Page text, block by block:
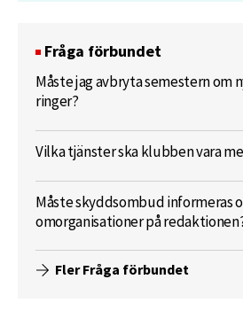
Fråga förbundet
Måste jag avbryta semestern om
ringer?
Vilka tjänster ska klubben vara
Måste skyddsombud informeras
omorganisationer på
Fler Fråga förbundet